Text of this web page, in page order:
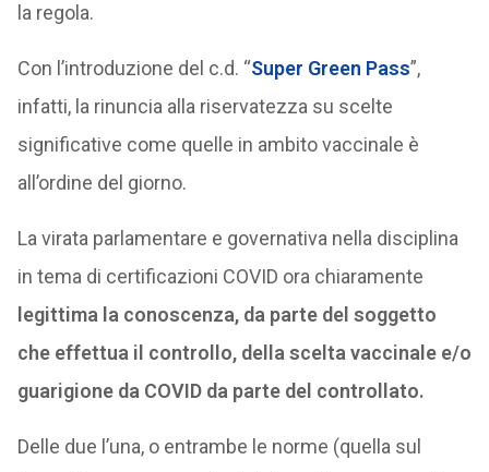
la regola.
Con l’introduzione del c.d. “Super Green Pass”,
infatti, la rinuncia alla riservatezza su scelte
significative come quelle in ambito vaccinale è
all’ordine del giorno.
La virata parlamentare e governativa nella disciplina
in tema di certificazioni COVID ora chiaramente
legittima la conoscenza, da parte del soggetto
che effettua il controllo, della scelta vaccinale e/o
guarigione da COVID da parte del controllato.
Delle due l’una, o entrambe le norme (quella sul